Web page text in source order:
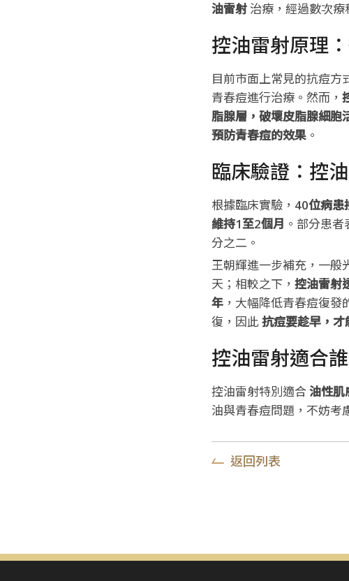
油雷射 治療，經過數次
控油雷射原理
目前市面上常見的抗痘方
青春痘進行治療。然而，
脂腺層，破壞皮脂腺細胞
預防青春痘的效果 。
臨床驗證：控
根據臨床實驗， 40位病患
維持1至2個月 。部分患
分之二。
王朝輝進一步補充，一般
天；相較之下， 控油雷射
年 ，大幅降低青春痘復
復，因此抗痘要趁早，
控油雷射適合
控油雷射特別適合油性肌
油與青春痘問題，不妨考
返回列表